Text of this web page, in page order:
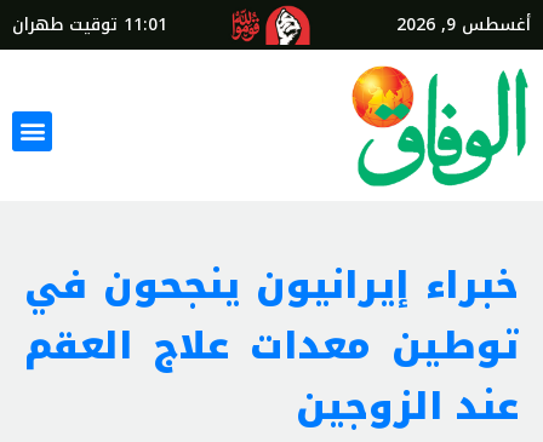
أغسطس 9, 2026 11:01 توقيت طهران
خبراء إيرانيون ينجحون في
توطين معدات علاج العقم
عند الزوجين